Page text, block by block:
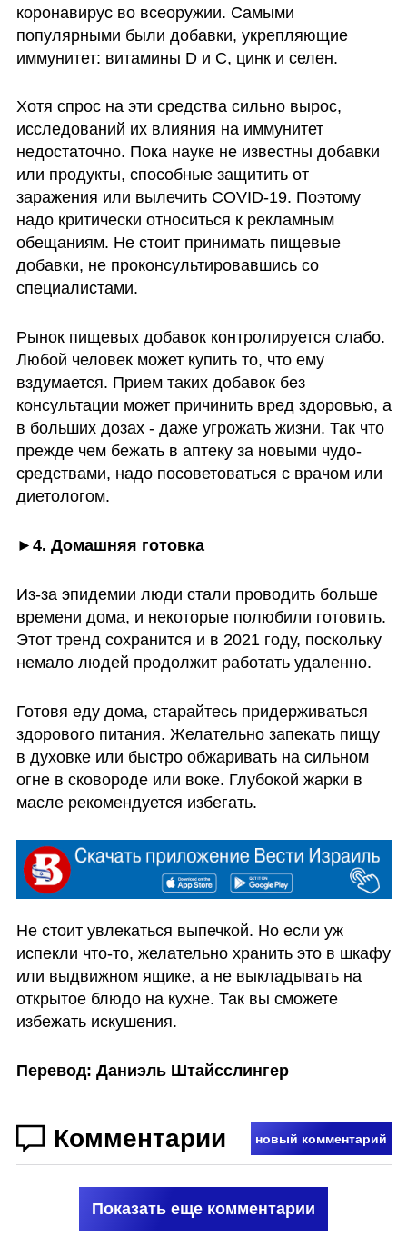
коронавирус во всеоружии. Самыми
популярными были добавки, укрепляющие
иммунитет: витамины D и С, цинк и селен.
Хотя спрос на эти средства сильно вырос,
исследований их влияния на иммунитет
недостаточно. Пока науке не известны добавки
или продукты, способные защитить от
заражения или вылечить COVID-19. Поэтому
надо критически относиться к рекламным
обещаниям. Не стоит принимать пищевые
добавки, не проконсультировавшись со
специалистами.
Рынок пищевых добавок контролируется слабо.
Любой человек может купить то, что ему
вздумается. Прием таких добавок без
консультации может причинить вред здоровью, а
в больших дозах - даже угрожать жизни. Так что
прежде чем бежать в аптеку за новыми чудо-
средствами, надо посоветоваться с врачом или
диетологом.
►4. Домашняя готовка
Из-за эпидемии люди стали проводить больше
времени дома, и некоторые полюбили готовить.
Этот тренд сохранится и в 2021 году, поскольку
немало людей продолжит работать удаленно.
Готовя еду дома, старайтесь придерживаться
здорового питания. Желательно запекать пищу
в духовке или быстро обжаривать на сильном
огне в сковороде или воке. Глубокой жарки в
масле рекомендуется избегать.
Не стоит увлекаться выпечкой. Но если уж
испекли что-то, желательно хранить это в шкафу
или выдвижном ящике, а не выкладывать на
открытое блюдо на кухне. Так вы сможете
избежать искушения.
Перевод: Даниэль Штайсслингер
Комментарии новый комментарий
Показать еще комментарии